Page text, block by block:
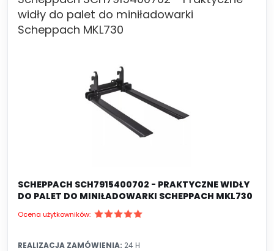
widły do palet do miniładowarki
Scheppach MKL730
SCHEPPACH SCH7915400702 - PRAKTYCZNE WIDŁY
DO PALET DO MINIŁADOWARKI SCHEPPACH MKL730
Ocena użytkowników:
REALIZACJA ZAMÓWIENIA: 24 H